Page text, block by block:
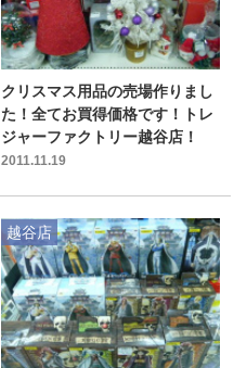
クリスマス用品の売場作りまし
た！全てお買得価格です！トレ
ジャーファクトリー越谷店！
2011.11.19
越谷店